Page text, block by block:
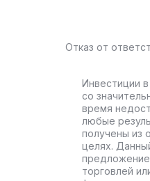
Отказ от
Инвестиции
со
время
любые
получены из
целях.
торговлей